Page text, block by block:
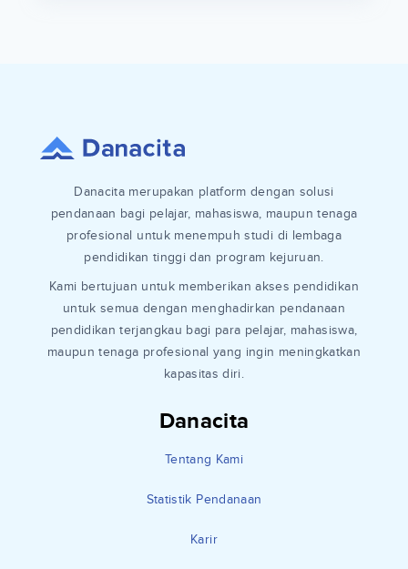
Danacita
Tentang Kami
Statistik Pendanaan
Karir
Danacita merupakan platform dengan solusi
pendanaan bagi pelajar, mahasiswa, maupun tenaga
profesional untuk menempuh studi di lembaga
pendidikan tinggi dan program kejuruan.
Kami bertujuan untuk memberikan akses pendidikan
untuk semua dengan menghadirkan pendanaan
pendidikan terjangkau bagi para pelajar, mahasiswa,
maupun tenaga profesional yang ingin meningkatkan
kapasitas diri.